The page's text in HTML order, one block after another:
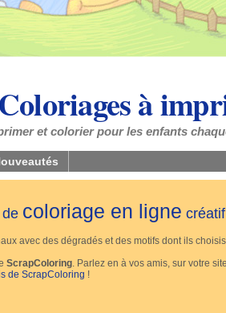
à
et colorier pour les enfants
coloriage en ligne
avec des dégradés et des motifs dont ils
ScrapColoring . Parlez en à vos amis, sur votre
de ScrapColoring !